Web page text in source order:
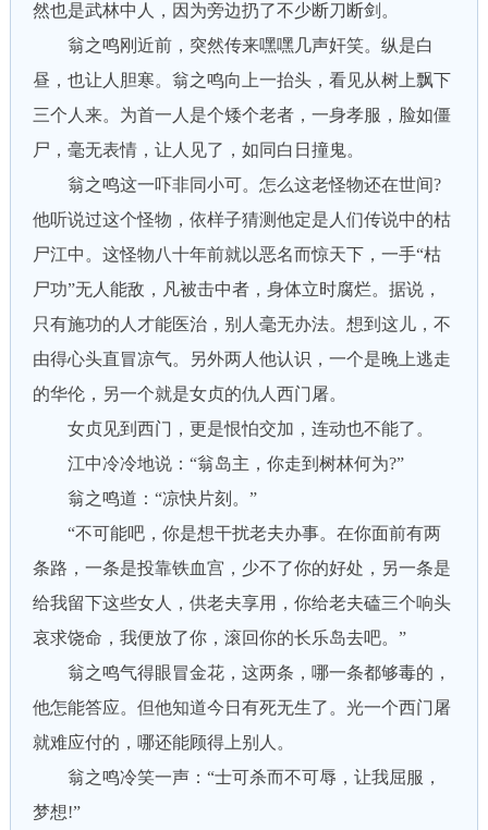
然也是武林中人，因为旁边扔了不少断刀断剑。
翁之鸣刚近前，突然传来嘿嘿几声奸笑。纵是白
昼，也让人胆寒。翁之鸣向上一抬头，看见从树上飘下
三个人来。为首一人是个矮个老者，一身孝服，脸如僵
尸，毫无表情，让人见了，如同白日撞鬼。
翁之鸣这一吓非同小可。怎么这老怪物还在世间?
他听说过这个怪物，依样子猜测他定是人们传说中的枯
尸江中。这怪物八十年前就以恶名而惊天下，一手“枯
尸功”无人能敌，凡被击中者，身体立时腐烂。据说，
只有施功的人才能医治，别人毫无办法。想到这儿，不
由得心头直冒凉气。另外两人他认识，一个是晚上逃走
的华伦，另一个就是女贞的仇人西门屠。
女贞见到西门，更是恨怕交加，连动也不能了。
江中冷冷地说：“翁岛主，你走到树林何为?”
翁之鸣道：“凉快片刻。”
“不可能吧，你是想干扰老夫办事。在你面前有两
条路，一条是投靠铁血宫，少不了你的好处，另一条是
给我留下这些女人，供老夫享用，你给老夫磕三个响头
哀求饶命，我便放了你，滚回你的长乐岛去吧。”
翁之鸣气得眼冒金花，这两条，哪一条都够毒的，
他怎能答应。但他知道今日有死无生了。光一个西门屠
就难应付的，哪还能顾得上别人。
翁之鸣冷笑一声：“士可杀而不可辱，让我屈服，
梦想!”